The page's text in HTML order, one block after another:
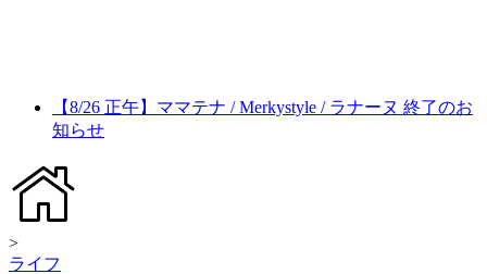
【8/26 正午】ママテナ / Merkystyle / ラナーヌ 終了のお
知らせ
>
ライフ